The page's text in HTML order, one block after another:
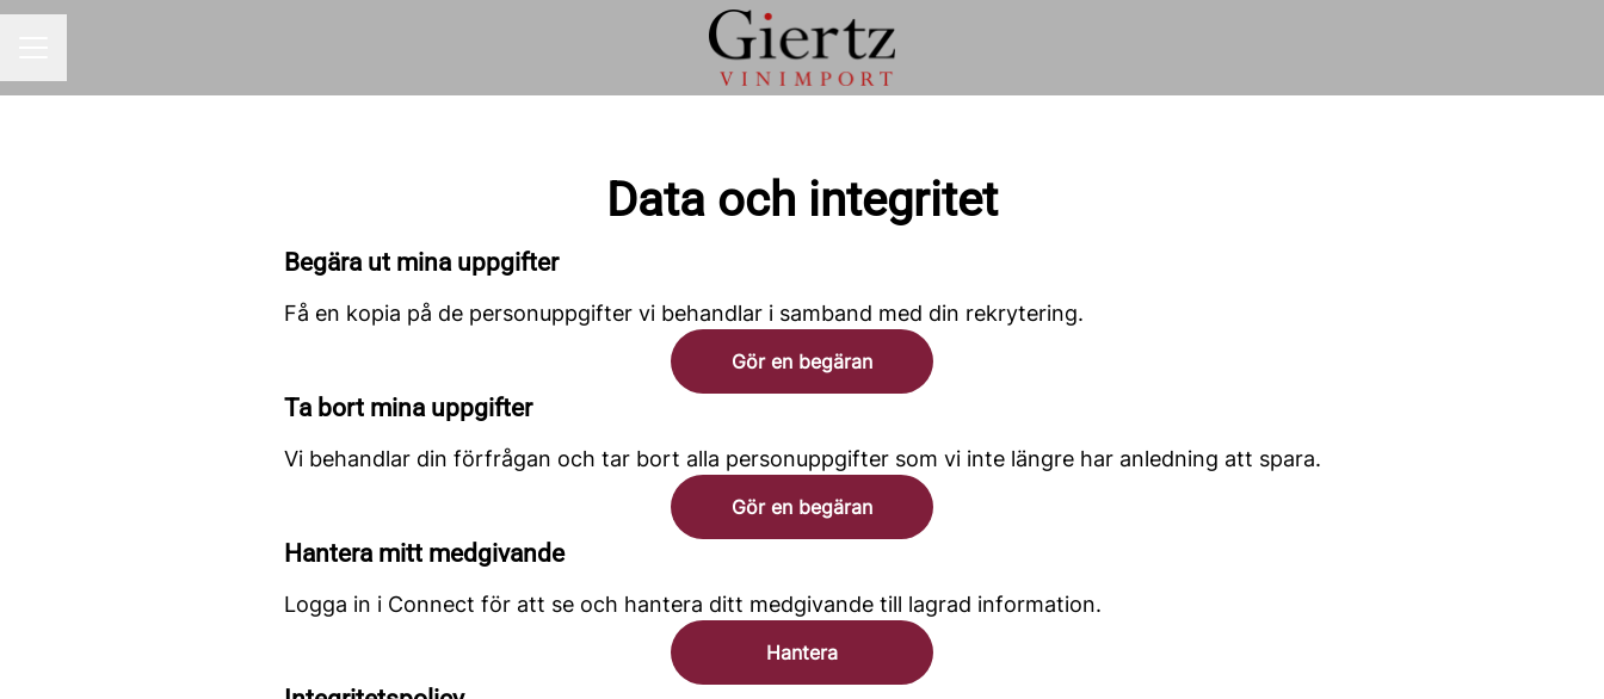
Data och integritet
Begära ut mina uppgifter
Få en kopia på de personuppgifter vi behandlar i samband med din rekrytering.
Gör en begäran
Ta bort mina uppgifter
Vi behandlar din förfrågan och tar bort alla personuppgifter som vi inte längre har anledning att spara.
Gör en begäran
Hantera mitt medgivande
Logga in i Connect för att se och hantera ditt medgivande till lagrad information.
Hantera